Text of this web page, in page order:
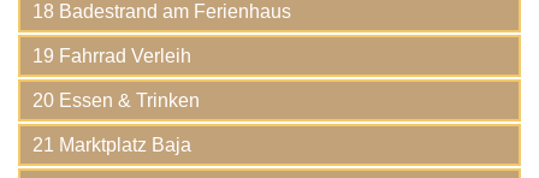
18 Badestrand am Ferienhaus
19 Fahrrad Verleih
20 Essen & Trinken
21 Marktplatz Baja